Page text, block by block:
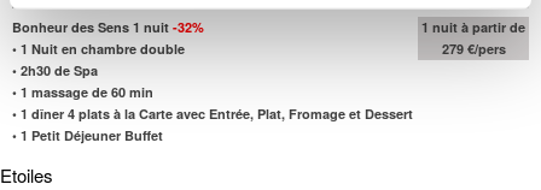
Bonheur des Sens 1 nuit -32%
• 1 Nuit en chambre double
• 2h30 de Spa
• 1 massage de 60 min
• 1 dîner 4 plats à la Carte avec Entrée, Plat, Fromage et Dessert
• 1 Petit Déjeuner Buffet
1 nuit à partir de
279 €/pers
Etoiles